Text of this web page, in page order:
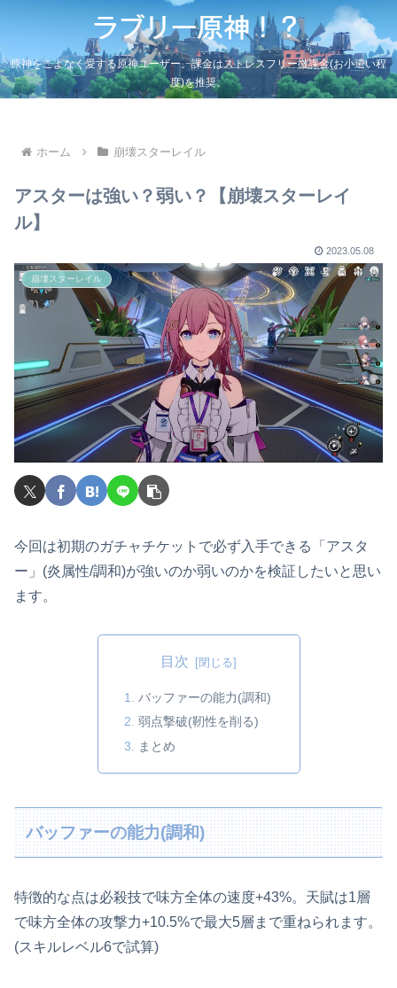
原神をこよなく愛する原神ユーザー。課金はストレスフリー微課金(お小遣い程
度)を推奨。
ホーム 崩壊スターレイル
アスターは強い？弱い？【崩壊スターレイ
ル】
2023.05.08
崩壊スターレイル
今回は初期のガチャチケットで必ず入手できる「アスタ
ー」(炎属性/調和)が強いのか弱いのかを検証したいと思い
ます。
目次
バッファーの能力(調和)
弱点撃破(靭性を削る)
まとめ
バッファーの能力(調和)
特徴的な点は必殺技で味方全体の速度+43%。天賦は1層
で味方全体の攻撃力+10.5%で最大5層まで重ねられます。
(スキルレベル6で試算)